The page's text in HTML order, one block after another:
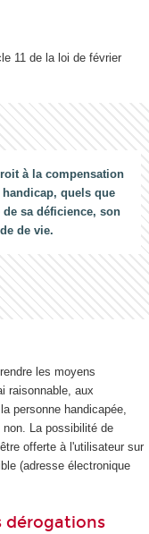
11 de la loi de février
à la compensation
quels que
sa déficience, son
de vie.
les moyens
raisonnable, aux
personne handicapée,
La possibilité de
offerte à l'utilisateur sur
(adresse électronique
dérogations